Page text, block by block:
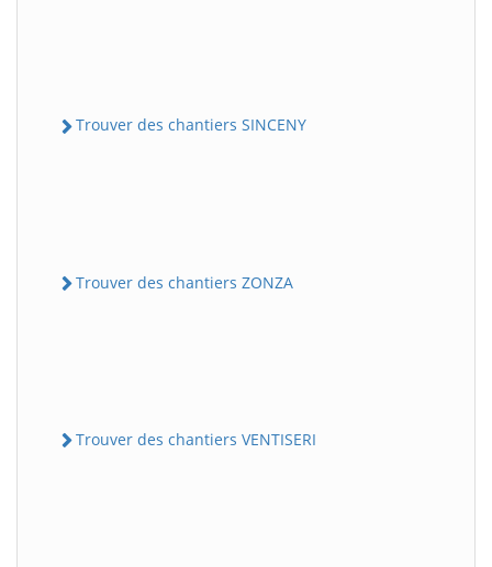
Trouver des chantiers SINCENY
Trouver des chantiers ZONZA
Trouver des chantiers VENTISERI